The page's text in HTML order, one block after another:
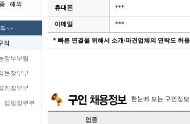
해외
~~
직
장부부팀
돈장부부
계장부부
캠핑장부부
휴대폰 ***
이메일 ***
* 빠른 연결을 위해서 소개/파견업체의 연락도 허
한눈에 보는 구인정보
업종